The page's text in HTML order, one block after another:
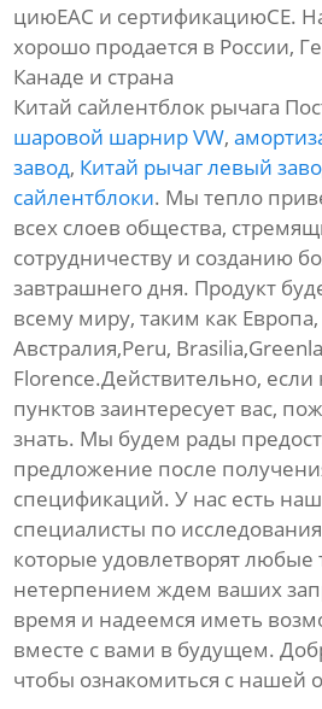
циюЕАС и сертификациюСЕ.
хорошо продается в России,
Канаде и страна
Китай сайлентблок рычага
шаровой шарнир VW,
завод, Китай рычаг левый
сайлентблоки. Мы тепло
всех слоев общества,
сотрудничеству и созданию
завтрашнего дня. Продукт
всему миру, таким как
Австралия,Peru,
Florence.Действительно, если
пунктов заинтересует вас,
знать. Мы будем рады
предложение после
спецификаций. У нас есть
специалисты по
которые удовлетворят любые
нетерпением ждем ваших
время и надеемся иметь
вместе с вами в будущем.
чтобы ознакомиться с нашей